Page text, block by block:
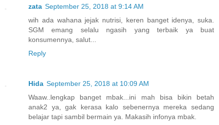
zata September 25, 2018 at 9:14 AM
wih ada wahana jejak nutrisi, keren banget idenya, suka.
SGM emang selalu ngasih yang terbaik ya buat
konsumennya, salut...
Reply
Hida September 25, 2018 at 10:09 AM
Waaw..lengkap banget mbak...ini mah bisa bikin betah
anak2 ya, gak kerasa kalo sebenernya mereka sedang
belajar tapi sambil bermain ya. Makasih infonya mbak.